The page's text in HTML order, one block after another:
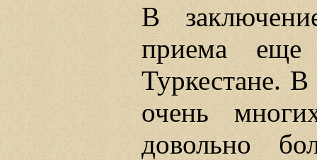
В
приема
Туркестане.
очень
довольно